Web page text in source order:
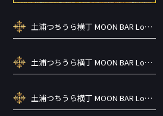
土浦つちうら横丁 MOON BAR Lounge ーズメントBAR シーシャカラ オケお酒
土浦つちうら横丁 MOON BAR Lounge ーズメントBAR シーシャカラ オケお酒
土浦つちうら横丁 MOON BAR Lounge ーズメントBAR シーシャカラ オケお酒